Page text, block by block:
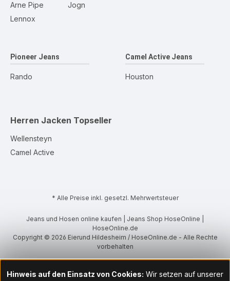
Arne Pipe
Lennox
Jogn
Pioneer Jeans
Rando
Camel Active Jeans
Houston
Herren Jacken Topseller
Wellensteyn
Camel Active
* Alle Preise inkl. gesetzl. Mehrwertsteuer
Jeans und Hosen online kaufen | Jeans Shop HoseOnline |
HoseOnline.de
Copyright © 2026 Eierund Hildesheim / HoseOnline.de - Alle Rechte
vorbehalten
Hinweis auf den Einsatz von Cookies: Wir setzen auf unserer